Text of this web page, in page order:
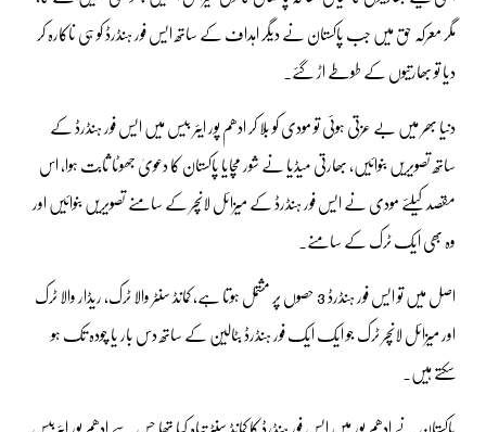
مگر معرکہ حق میں جب پاکستان نے دیگر اہداف کے ساتھ ایس فور ہنڈرڈ کو ہی ناکارہ کر
دیا تو بھارتیوں کے طوطے اڑ گئے۔
دنیا بھر میں بے عزتی ہوئی تو مودی کو بلا کر ادھم پور ایئر بیس میں ایس فور ہنڈرڈ کے
ساتھ تصویریں بنوائیں، بھارتی میڈیا نے شور مچایا پاکستان کا دعویٰ جھوٹا ثابت ہوا، اس
مقصد کیلئے مودی نے ایس فور ہنڈرڈ کے میزائل لانچر کے سامنے تصویریں بنوائیں اور
وہ بھی ایک ٹرک کے سامنے۔
اصل میں تو ایس فور ہنڈرڈ 3 حصوں پر مشتمل ہوتا ہے، کمانڈ سنٹر والا ٹرک، ریڈار والا ٹرک
اور میزائل لانچر ٹرک جو ایک ایک فور ہنڈرڈ بٹالین کے ساتھ دس بار یا چودہ تک ہو
سکتے ہیں۔